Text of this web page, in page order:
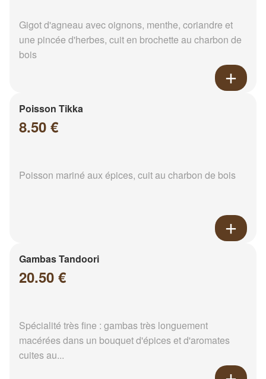
Gigot d'agneau avec oignons, menthe, coriandre et
une pincée d'herbes, cuit en brochette au charbon de
bois
Poisson Tikka
8.50 €
Poisson mariné aux épices, cuit au charbon de bois
Gambas Tandoori
20.50 €
Spécialité très fine : gambas très longuement
macérées dans un bouquet d'épices et d'aromates
cuites au...